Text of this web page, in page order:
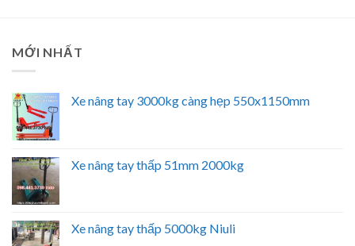
MỚI NHẤT
Xe nâng tay 3000kg càng hẹp 550x1150mm
Xe nâng tay thấp 51mm 2000kg
Xe nâng tay thấp 5000kg Niuli